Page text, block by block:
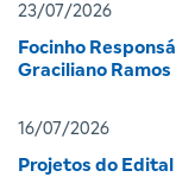
23/07/2026
Focinho
Graciliano Ramos
16/07/2026
Projetos do